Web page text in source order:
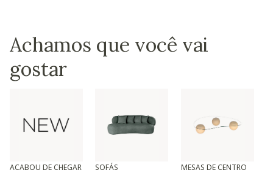
Achamos que você vai
gostar
ACABOU DE CHEGAR SOFÁS MESAS DE CENTRO